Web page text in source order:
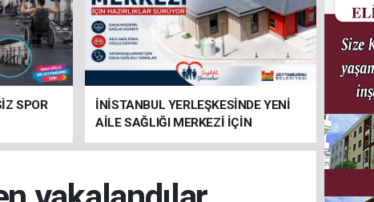
SPOR
İNİSTANBUL YERLEŞKESİNDE YENİ
AİLE SAĞLIĞI MERKEZİ İÇİN
HAZIRLIKLAR SÜRÜYOR